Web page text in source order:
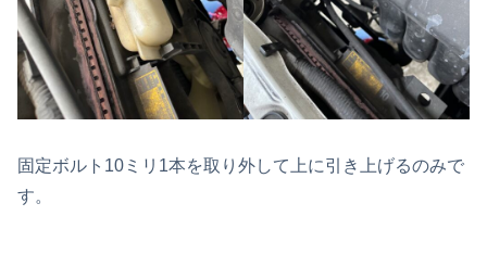
固定ボルト10ミリ1本を取り外して上に引き上げるのみで
す。